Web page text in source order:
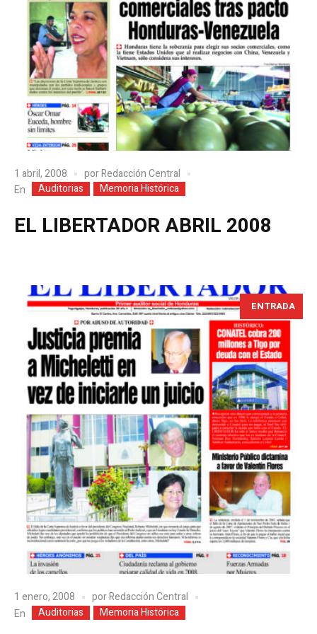
1 abril, 2008 porRedacción Central
En
Auditorias Memoria Histórica
EL LIBERTADOR ABRIL 2008
ENTRADA
1 enero, 2008 porRedacción Central
En
Auditorias Memoria Histórica